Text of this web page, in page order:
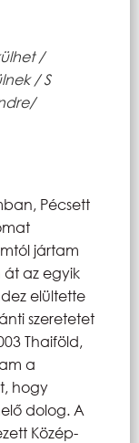
/
/ S
Pécsett
jártam
át az egyik
elültette
szeretetet
Thaiföld,
a
hogy
dolog. A
Közép-